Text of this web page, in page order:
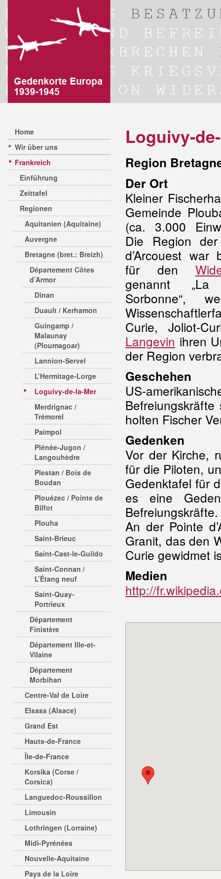
Home
Wir über uns
Frankreich
Einführung
Zeittafel
Regionen
Aquitanien (Aquitaine)
Auvergne
Bretagne (bret.: Breizh)
Département Côtes
d’Armor
Dinan
Duault / Kerhamon
Guingamp /
Malaunay
(Ploumagoar)
Lannion-Servel
L’Hermitage-Lorge
Loguivy-de-la-Mer
Merdrignac /
Trémorel
Paimpol
Plénée-Jugon /
Langouhèdre
Plestan / Bois de
Boudan
Plouézec / Pointe de
Bilfot
Plouha
Saint-Brieuc
Saint-Cast-le-Guildo
Saint-Connan /
L’Étang neuf
Saint-Quay-
Portrieux
Département
Finistère
Département Ille-et-
Vilaine
Département
Morbihan
Centre-Val de Loire
Elsass (Alsace)
Grand Est
Hauts-de-France
Île-de-France
Korsika (Corse /
Corsica)
Languedoc-Roussillon
Limousin
Lothringen (Lorraine)
Midi-Pyrénées
Nouvelle-Aquitaine
Pays de la Loire
Loguivy-
Region
Der Ort
Kleiner
Gemeinde
(ca. 3.000
Die Region
d’Arcouest war
für den
genannt „La
Sorbonne“,
Curie, Joliot-
Langevin ihren
der Region
Geschehen
US-
holten Fischer
Gedenken
Vor der Kirche,
für die Piloten,
Gedenktafel für
es eine
Befreiungskräfte.
An der Pointe
Granit, das den
Curie gewidmet
Medien
http://